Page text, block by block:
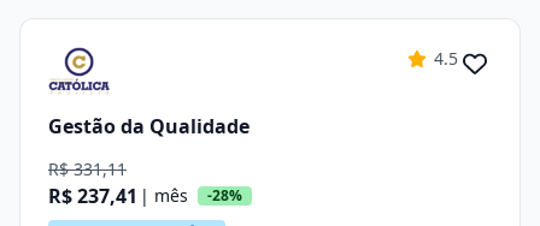
4.5
Gestão da Qualidade
R$ 331,11
R$ 237,41 | mês -28%